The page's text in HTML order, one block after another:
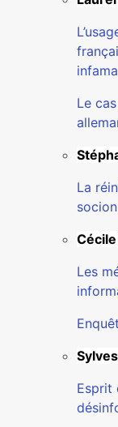
Le
La
Les
Esprit